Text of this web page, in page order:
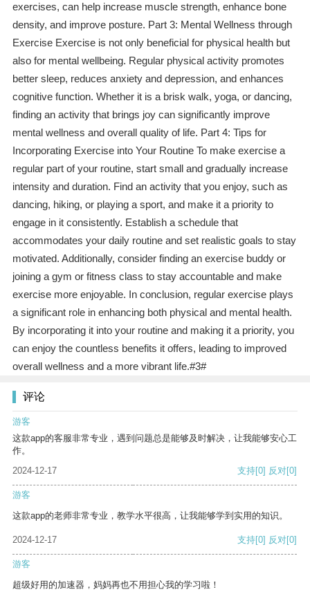
exercises, can help increase muscle strength, enhance bone
density, and improve posture. Part 3: Mental Wellness through
Exercise Exercise is not only beneficial for physical health but
also for mental wellbeing. Regular physical activity promotes
better sleep, reduces anxiety and depression, and enhances
cognitive function. Whether it is a brisk walk, yoga, or dancing,
finding an activity that brings joy can significantly improve
mental wellness and overall quality of life. Part 4: Tips for
Incorporating Exercise into Your Routine To make exercise a
regular part of your routine, start small and gradually increase
intensity and duration. Find an activity that you enjoy, such as
dancing, hiking, or playing a sport, and make it a priority to
engage in it consistently. Establish a schedule that
accommodates your daily routine and set realistic goals to stay
motivated. Additionally, consider finding an exercise buddy or
joining a gym or fitness class to stay accountable and make
exercise more enjoyable. In conclusion, regular exercise plays
a significant role in enhancing both physical and mental health.
By incorporating it into your routine and making it a priority, you
can enjoy the countless benefits it offers, leading to improved
overall wellness and a more vibrant life.#3#
评论
游客
这款app的客服非常专业，遇到问题总是能够及时解决，让我能够安心工
作。
2024-12-17
支持[0] 反对[0]
游客
这款app的老师非常专业，教学水平很高，让我能够学到实用的知识。
2024-12-17 支持[0] 反对[0]
游客
超级好用的加速器，妈妈再也不用担心我的学习啦！